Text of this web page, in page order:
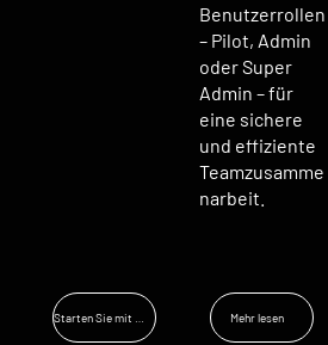
Benutzerrollen
– Pilot, Admin
oder Super
Admin – für
eine sichere
und effiziente
Teamzusamme
narbeit.
Mehr lesen